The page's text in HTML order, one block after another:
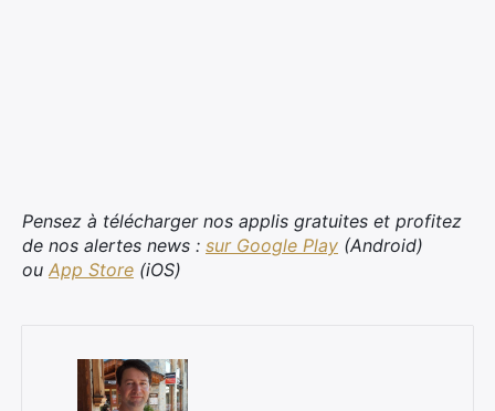
Pensez à télécharger nos applis gratuites et profitez
de nos alertes news : sur Google Play (Android)
ou App Store (iOS)